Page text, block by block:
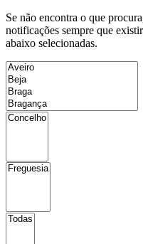
Se não encontra o que
notificações sempre que
abaixo selecionadas.